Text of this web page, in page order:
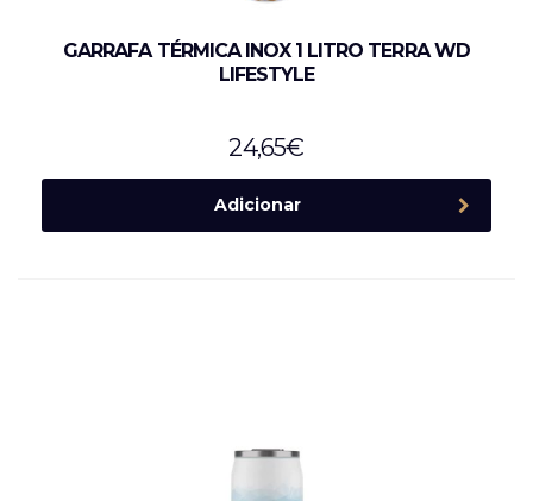
GARRAFA TÉRMICA INOX 1 LITRO TERRA WD
LIFESTYLE
24,65€
Adicionar